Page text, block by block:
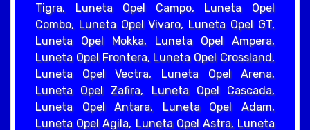
Tigra, Luneta Opel Campo, Luneta Opel
Combo, Luneta Opel Vivaro, Luneta Opel GT,
Luneta Opel Mokka, Luneta Opel Ampera,
Luneta Opel Frontera, Luneta Opel Crossland,
Luneta Opel Vectra, Luneta Opel Arena,
Luneta Opel Zafira, Luneta Opel Cascada,
Luneta Opel Antara, Luneta Opel Adam,
Luneta Opel Agila, Luneta Opel Astra, Luneta